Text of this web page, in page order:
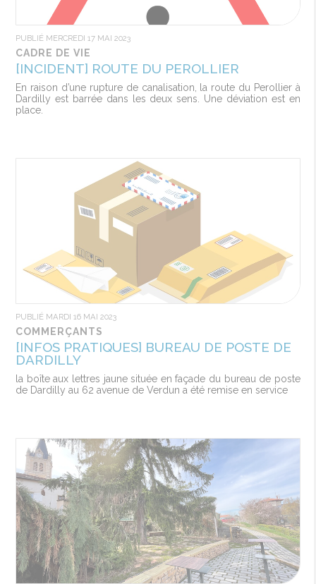
PUBLIÉ MERCREDI 17 MAI 2023
CADRE DE VIE
[INCIDENT] ROUTE DU PEROLLIER
En raison d’une rupture de canalisation, la route du Perollier à
Dardilly est barrée dans les deux sens. Une déviation est en
place.
PUBLIÉ MARDI 16 MAI 2023
COMMERÇANTS
[INFOS PRATIQUES] BUREAU DE POSTE DE
DARDILLY
la boîte aux lettres jaune située en façade du bureau de poste
de Dardilly au 62 avenue de Verdun a été remise en service